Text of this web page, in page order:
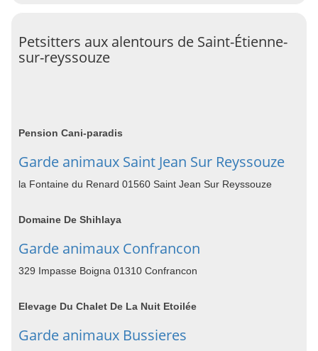
Petsitters aux alentours de Saint-Étienne-
sur-reyssouze
Pension Cani-paradis
Garde animaux Saint Jean Sur Reyssouze
la Fontaine du Renard 01560 Saint Jean Sur Reyssouze
Domaine De Shihlaya
Garde animaux Confrancon
329 Impasse Boigna 01310 Confrancon
Elevage Du Chalet De La Nuit Etoilée
Garde animaux Bussieres